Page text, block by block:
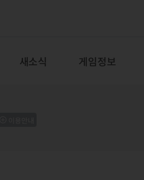
새소식 게임정보